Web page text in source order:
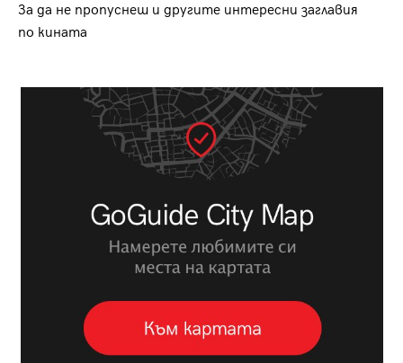
За да не пропуснеш и другите интересни заглавия
по кината